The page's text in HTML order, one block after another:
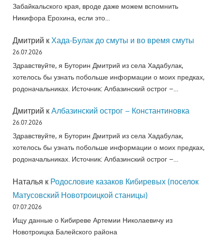
Забайкальского края, вроде даже можем вспомнить
Никифора Ерохина, если это…
Дмитрий к Хада-Булак до смуты и во время смуты
26.07.2026
Здравствуйте, я Буторин Дмитрий из села Хадабулак,
хотелось бы узнать побольше информации о моих предках,
родоначальниках. Источник: Албазинский острог –…
Дмитрий к Албазинский острог – Константиновка
26.07.2026
Здравствуйте, я Буторин Дмитрий из села Хадабулак,
хотелось бы узнать побольше информации о моих предках,
родоначальниках. Источник: Албазинский острог –…
Наталья к Родословие казаков Кибиревых (поселок
Матусовский Новотроицкой станицы)
07.07.2026
Ищу данные о Кибиреве Артемии Николаевичу из
Новотроицка Балейского района